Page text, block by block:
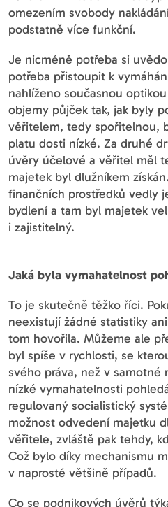
omezením svobody
podstatně více funkční.
Je nicméně potřeba si
potřeba přistoupit k
nahlíženo současnou
objemy půjček tak, jak byly
věřitelem, tedy spořitelnou,
platu dosti nízké. Za druhé
úvěry účelové a věřitel měl
majetek byl dlužníkem
finančních prostředků vedly
bydlení a tam byl majetek
i zajistitelný.
Jaká byla vymahatelnost
To je skutečně těžko říci.
neexistují žádné statistiky
tom hovořila. Můžeme ale
byl spíše v rychlosti, se
svého práva, než v
nízké vymahatelnosti
regulovaný socialistický
možnost odvedení majetku
věřitele, zvláště pak tehdy,
Což bylo díky mechanismu
v naprosté většině případů.
Co se podnikových úvěrů